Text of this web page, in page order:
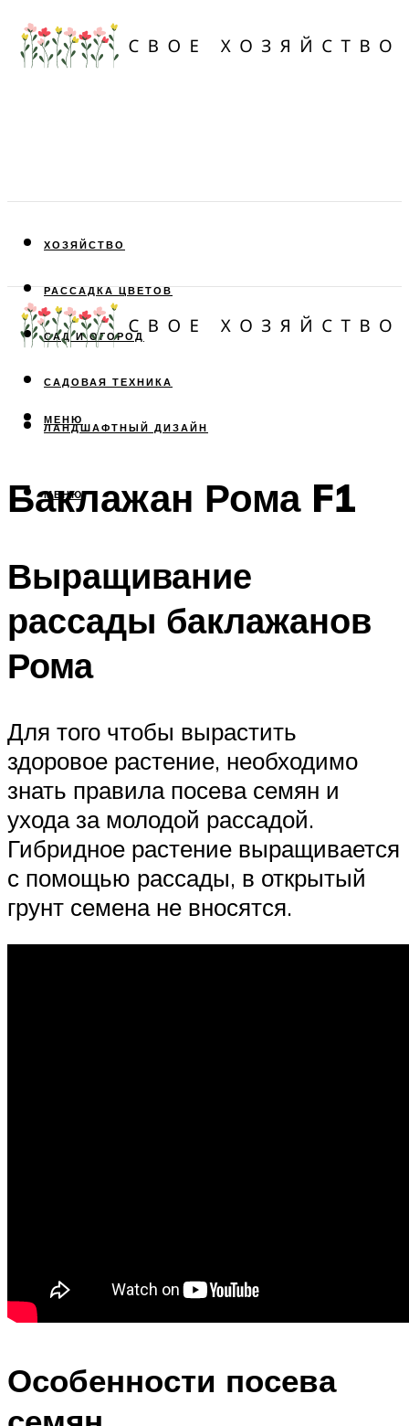
ХОЗЯЙСТВО
РАССАДКА ЦВЕТОВ
САД И ОГОРОД
САДОВАЯ ТЕХНИКА
ЛАНДШАФТНЫЙ ДИЗАЙН
МЕНЮ
МЕНЮ
Баклажан Рома F1
Выращивание
рассады баклажанов
Рома
Для того чтобы вырастить
здоровое растение, необходимо
знать правила посева семян и
ухода за молодой рассадой.
Гибридное растение выращивается
с помощью рассады, в открытый
грунт семена не вносятся.
Особенности посева